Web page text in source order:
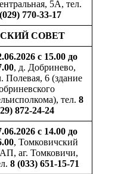
5А, тел.
770-33-17
СОВЕТ
с 15.00 до
, д. Добринево,
Полевая, 6 (здание
тел. 8
872-24-24
с 14.00 до
, Томковичский
аг. Томковичи,
8 (033) 651-15-71